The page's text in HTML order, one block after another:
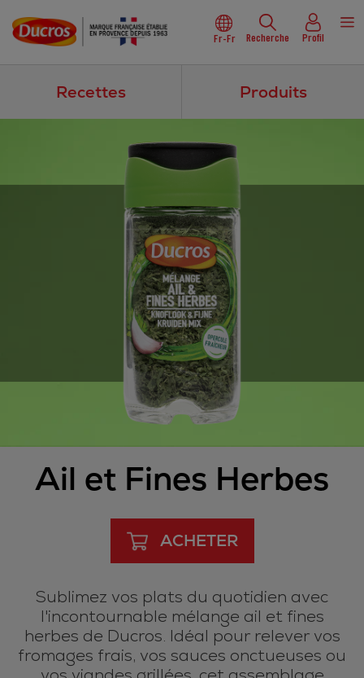
Fr-Fr Recherche Profil
Recettes Produits
Ail et Fines Herbes
ACHETER
Sublimez vos plats du quotidien avec
l'incontournable mélange ail et fines
herbes de Ducros. Idéal pour relever vos
fromages frais, vos sauces onctueuses ou